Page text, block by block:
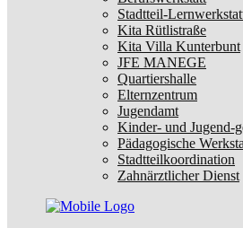
Stadtteil-
Kita Rütlistraße
Kita Villa Kunterbunt
JFE MANEGE
Quartiershalle
Elternzentrum
Jugendamt
Kinder- und Jugend-
Pädagogische
Stadtteilkoordination
Zahnärztlicher Dienst